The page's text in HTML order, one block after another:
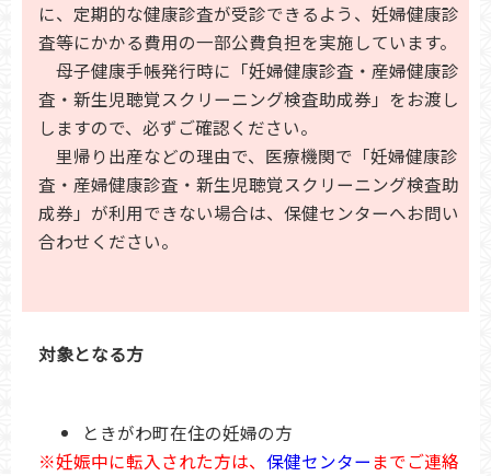
に、定期的な健康診査が受診できるよう、妊婦健康診
査等にかかる費用の一部公費負担を実施しています。
母子健康手帳発行時に「妊婦健康診査・産婦健康診
査・新生児聴覚スクリーニング検査助成券」をお渡し
しますので、必ずご確認ください。
里帰り出産などの理由で、医療機関で「妊婦健康診
査・産婦健康診査・新生児聴覚スクリーニング検査助
成券」が利用できない場合は、保健センターへお問い
合わせください。
対象となる方
ときがわ町在住の妊婦の方
※妊娠中に転入された方は、 保健センターまでご連絡